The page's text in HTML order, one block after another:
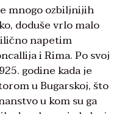
mnogo ozbiljnijih
doduše vrlo malo
napetim
i Rima. Po svoj
godine kada je
u Bugarskoj, što
u kom su ga